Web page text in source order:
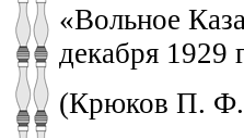
«Вольное
декабря 1929
(Крюков П. Ф.